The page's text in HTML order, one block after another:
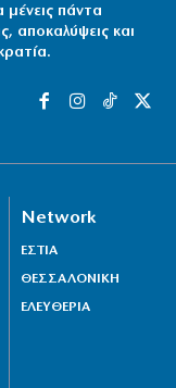
πάντα
αποκαλύψεις και
Network
ΕΣΤΙΑ
ΘΕΣΣΑΛΟΝΙΚΗ
ΕΛΕΥΘΕΡΙΑ